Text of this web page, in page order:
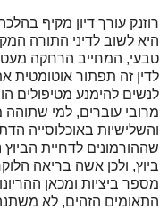
רוזנק עורך דיון מקיף
היא לשוב לדיני התורה
טבעי, המחייב הרחקה
לדין זה תפתור
לנשים להימנע מטיפולים
מרובי עוברים, למי
והשלישיות באוכלוסייה
שההורמונים לדחיית
ביוץ, ולכן אשה בריאה
מספר ביציות ומכאן
התאומים הזהים, לא